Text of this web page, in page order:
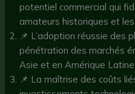
potentiel commercial qui
amateurs historiques et
📌 L’adoption réussie des
pénétration des marchés
Asie et en Amérique Latine.
📌 La maîtrise des coûts